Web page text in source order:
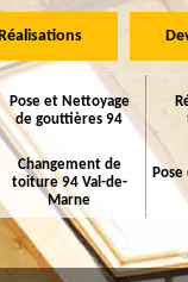
Pose et Nettoyage
de gouttières 94
Changement de
toiture 94 Val-de-
Marne